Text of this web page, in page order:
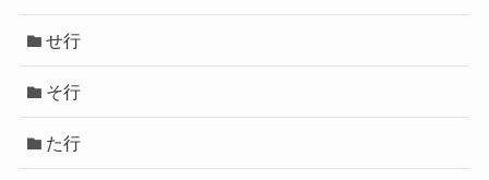
せ行
そ行
た行